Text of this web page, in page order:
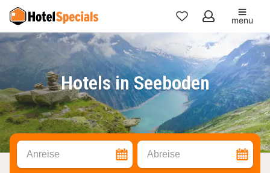
Meine
Favoriten
menu
Hotels in Seeboden
Anreise Abreise